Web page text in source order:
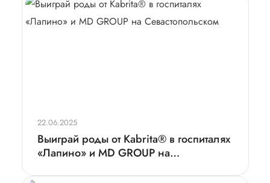
22.06.2025
Выиграй роды от Kabrita® в госпиталях
«Лапино» и MD GROUP на